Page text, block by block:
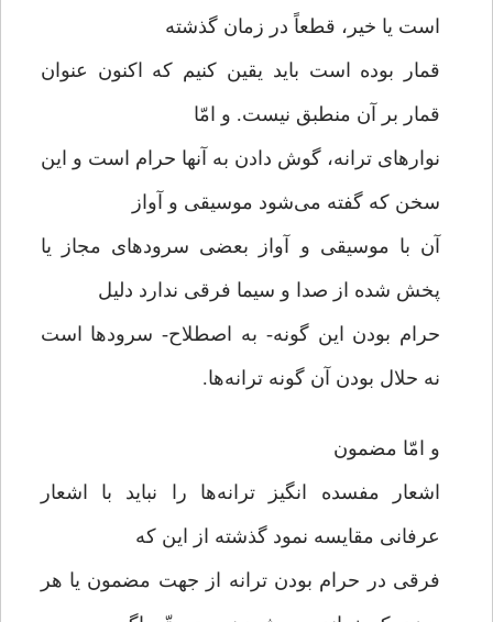
است یا خیر، قطعاً در زمان گذشته
قمار بوده است باید یقین کنیم که اکنون عنوان
قمار بر آن منطبق نیست. و امّا
نوارهای ترانه، گوش دادن به آنها حرام است و این
سخن که گفته می‌شود موسیقی و آواز
آن با موسیقی و آواز بعضی سرودهای مجاز یا
پخش شده از صدا و سیما فرقی ندارد دلیل
حرام بودن این گونه- به اصطلاح- سرودها است
نه حلال بودن آن گونه ترانه‌ها.
و امّا مضمون
اشعار مفسده انگیز ترانه‌ها را نباید با اشعار
عرفانی مقایسه نمود گذشته از این که
فرقی در حرام بودن ترانه از جهت مضمون یا هر